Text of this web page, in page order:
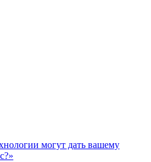
могут дать вашему